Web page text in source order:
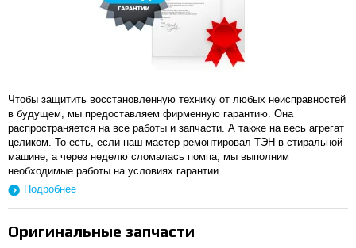
Чтобы защитить восстановленную технику от любых неисправностей
в будущем, мы предоставляем фирменную гарантию. Она
распространяется на все работы и запчасти. А также на весь агрегат
целиком. То есть, если наш мастер ремонтировал ТЭН в стиральной
машине, а через неделю сломалась помпа, мы выполним
необходимые работы на условиях гарантии.
Подробнее
Оригинальные запчасти